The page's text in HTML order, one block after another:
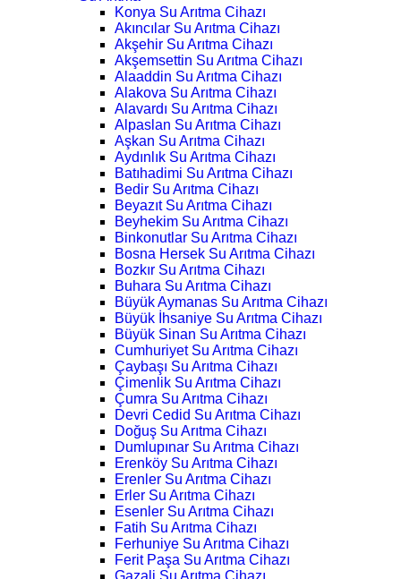
Konya Su Arıtma Cihazı
Akıncılar Su Arıtma Cihazı
Akşehir Su Arıtma Cihazı
Akşemsettin Su Arıtma Cihazı
Alaaddin Su Arıtma Cihazı
Alakova Su Arıtma Cihazı
Alavardı Su Arıtma Cihazı
Alpaslan Su Arıtma Cihazı
Aşkan Su Arıtma Cihazı
Aydınlık Su Arıtma Cihazı
Batıhadimi Su Arıtma Cihazı
Bedir Su Arıtma Cihazı
Beyazıt Su Arıtma Cihazı
Beyhekim Su Arıtma Cihazı
Binkonutlar Su Arıtma Cihazı
Bosna Hersek Su Arıtma Cihazı
Bozkır Su Arıtma Cihazı
Buhara Su Arıtma Cihazı
Büyük Aymanas Su Arıtma Cihazı
Büyük İhsaniye Su Arıtma Cihazı
Büyük Sinan Su Arıtma Cihazı
Cumhuriyet Su Arıtma Cihazı
Çaybaşı Su Arıtma Cihazı
Çimenlik Su Arıtma Cihazı
Çumra Su Arıtma Cihazı
Devri Cedid Su Arıtma Cihazı
Doğuş Su Arıtma Cihazı
Dumlupınar Su Arıtma Cihazı
Erenköy Su Arıtma Cihazı
Erenler Su Arıtma Cihazı
Erler Su Arıtma Cihazı
Esenler Su Arıtma Cihazı
Fatih Su Arıtma Cihazı
Ferhuniye Su Arıtma Cihazı
Ferit Paşa Su Arıtma Cihazı